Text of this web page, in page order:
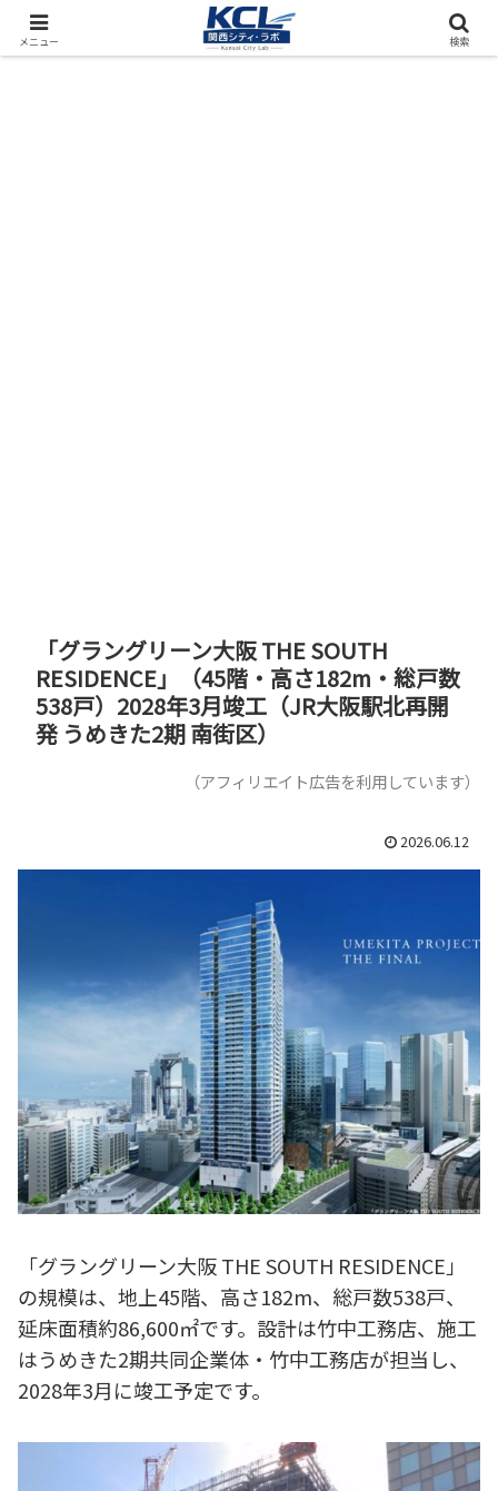
都市再開発をフィールド調査（累計アクセス数4000万PV）
「グラングリーン大阪 THE SOUTH
RESIDENCE」（45階・高さ182m・総戸数
538戸）2028年3月竣工（JR大阪駅北再開
発 うめきた2期 南街区）
（アフィリエイト広告を利用しています）
2026.06.12
「グラングリーン大阪 THE SOUTH RESIDENCE」
の規模は、地上45階、高さ182m、総戸数538戸、
延床面積約86,600㎡です。設計は竹中工務店、施工
はうめきた2期共同企業体・竹中工務店が担当し、
2028年3月に竣工予定です。
メニュー 検索